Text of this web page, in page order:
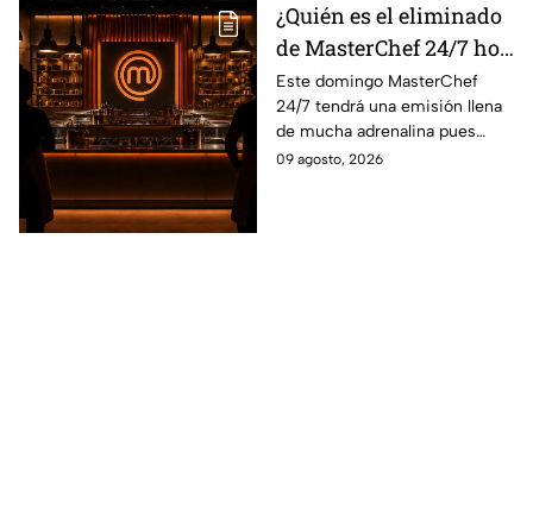
¿Quién es el eliminado
de MasterChef 24/7 hoy
9 de agosto 2026?
Este domingo MasterChef
24/7 tendrá una emisión llena
de mucha adrenalina pues
ningún cocinero quiero irse ya
09 agosto, 2026